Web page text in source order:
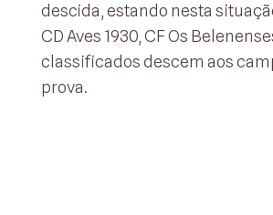
descida, estando nesta
CD Aves 1930, CF Os
classificados descem aos
prova.